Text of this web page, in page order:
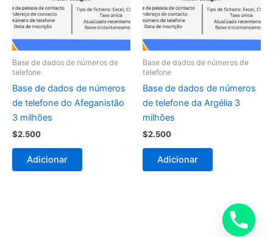
Base de dados de números de
telefone
Base de dados de números
de telefone do Afeganistão
3 milhões
$2.500
Adicionar
Base de dados de números de
telefone
Base de dados de números
de telefone da Argélia 3
milhões
$2.500
Adicionar